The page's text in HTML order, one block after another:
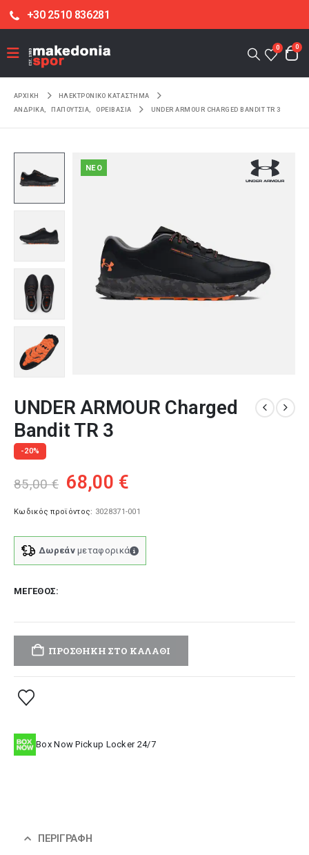
+30 2510 836281
0 0
ΑΡΧΙΚΉ
ΗΛΕΚΤΡΟΝΙΚΌ ΚΑΤΆΣΤΗΜΑ
ΑΝΔΡΙΚΑ
ΠΑΠΟΥΤΣΙΑ ΟΡΕΙΒΑΣΙΑ UNDER ARMOUR CHARGED BANDIT TR 3
NEO
UNDER ARMOUR Charged
Bandit TR 3
-20%
85,00€ Original
was:
85,00 €.
68,00 €
τιμή
είναι:
68,00 €.
Κωδικός προϊόντος: 3028371-001
Δωρεάνμεταφορικά
ΜΈΓΕΘΟΣ
ΠΡΟΣΘΉΚΗ ΣΤΟ ΚΑΛΆΘΙ
Box Now Pickup Locker 24/7
ΠΕΡΙΓΡΑΦΉ